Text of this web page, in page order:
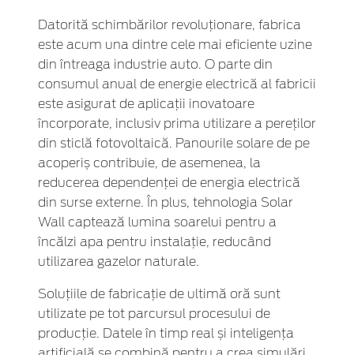
Datorită schimbărilor revoluționare, fabrica
este acum una dintre cele mai eficiente uzine
din întreaga industrie auto. O parte din
consumul anual de energie electrică al fabricii
este asigurat de aplicații inovatoare
încorporate, inclusiv prima utilizare a pereților
din sticlă fotovoltaică. Panourile solare de pe
acoperiș contribuie, de asemenea, la
reducerea dependenței de energia electrică
din surse externe. În plus, tehnologia Solar
Wall captează lumina soarelui pentru a
încălzi apa pentru instalație, reducând
utilizarea gazelor naturale.
Soluțiile de fabricație de ultimă oră sunt
utilizate pe tot parcursul procesului de
producție. Datele în timp real și inteligența